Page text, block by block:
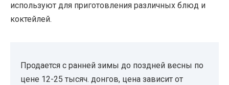
используют для приготовления различных блюд и
коктейлей.
Продается с ранней зимы до поздней весны по
цене 12-25 тысяч. донгов, цена зависит от